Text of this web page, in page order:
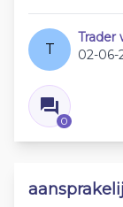
T
Trader
02-06-
0